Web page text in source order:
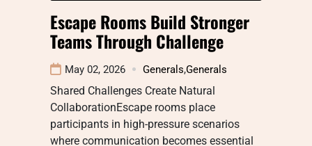
Escape Rooms Build Stronger
Teams Through Challenge
May 02, 2026 Generals,Generals
Shared Challenges Create Natural
CollaborationEscape rooms place
participants in high-pressure scenarios
where communication becomes essential